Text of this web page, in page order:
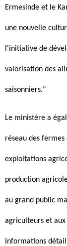
Ermesinde et le
une nouvelle
l'initiative de
valorisation des
saisonniers."
Le ministère a
réseau des
exploitations
production
au grand public
agriculteurs et aux
informations